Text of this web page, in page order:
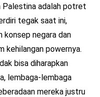
Palestina adalah potret
tegak saat ini,
konsep negara dan
kehilangan powernya.
bisa diharapkan
lembaga-lembaga
mereka justru